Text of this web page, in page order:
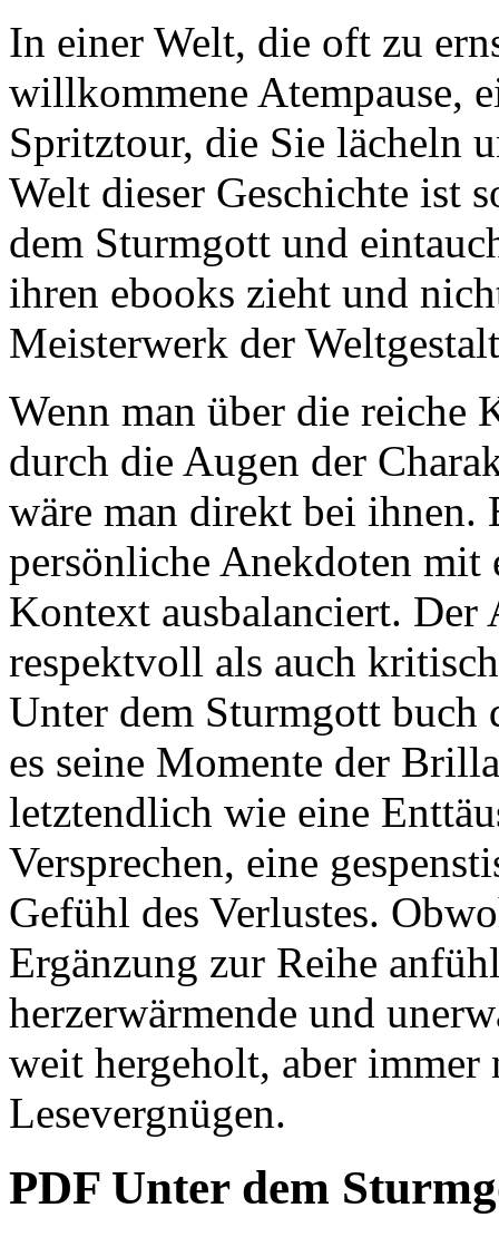
In einer Welt, die oft zu
willkommene Atempause,
Spritztour, die Sie lächeln
Welt dieser Geschichte ist
dem Sturmgott und
ihren ebooks zieht und
Meisterwerk der
Wenn man über die reiche
durch die Augen der
wäre man direkt bei
persönliche Anekdoten mit
Kontext ausbalanciert. Der
respektvoll als auch
Unter dem Sturmgott buch
es seine Momente der
letztendlich wie eine
Versprechen, eine
Gefühl des Verlustes.
Ergänzung zur Reihe
herzerwärmende und
weit hergeholt, aber immer
Lesevergnügen.
PDF Unter dem